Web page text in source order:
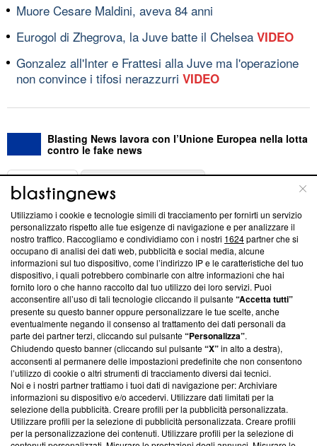
Muore Cesare Maldini, aveva 84 anni
Eurogol di Zhegrova, la Juve batte il Chelsea VIDEO
Gonzalez all'Inter e Frattesi alla Juve ma l'operazione
non convince i tifosi nerazzurri VIDEO
Blasting News lavora con l’Unione Europea nella lotta
contro le fake news
ABOUT
Questa sezione offre informazioni trasparenti su Blasting
News, sui nostri processi editoriali e su come ci impegniamo a
creare news di qualità. Inoltre, afferma la nostra aderenza a
‘Trust Project - News with Integrity’Blasting News non è
ancora membro del programma, ma ha richiesto di farne
parte; Trust Project non ha ancora effettuato una verifica di
conformità agli standard.
Su di noi
Team editoriale
Corporate
Redazione
Informativa Privacy
Utilizziamo i cookie e tecnologie simili di tracciamento per fornirti un servizio
personalizzato rispetto alle tue esigenze di navigazione e per analizzare il
nostro traffico. Raccogliamo e condividiamo con i nostri 1624partner che si
occupano di analisi dei dati web, pubblicità e social media, alcune
informazioni sul tuo dispositivo, come l’indirizzo IP e le caratteristiche del tuo
dispositivo, i quali potrebbero combinarle con altre informazioni che hai
fornito loro o che hanno raccolto dal tuo utilizzo dei loro servizi. Puoi
acconsentire all’uso di tali tecnologie cliccando il pulsante“Accetta tutti”
presente su questo banner oppure personalizzare le tue scelte, anche
eventualmente negando il consenso al trattamento dei dati personali da
parte dei partner terzi, cliccando sul pulsante“Personalizza”.
Chiudendo questo banner (cliccando sul pulsante“X”in alto a destra),
acconsenti al permanere delle impostazioni predefinite che non consentono
l’utilizzo di cookie o altri strumenti di tracciamento diversi dai tecnici.
Noi e i nostri partner trattiamo i tuoi dati di navigazione per: Archiviare
informazioni su dispositivo e/o accedervi. Utilizzare dati limitati per la
selezione della pubblicità. Creare profili per la pubblicità personalizzata.
Utilizzare profili per la selezione di pubblicità personalizzata. Creare profili
per la personalizzazione dei contenuti. Utilizzare profili per la selezione di